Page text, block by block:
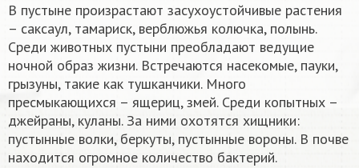
В пустыне произрастают засухоустойчивые растения
– саксаул, тамариск, верблюжья колючка, полынь.
Среди животных пустыни преобладают ведущие
ночной образ жизни. Встречаются насекомые, пауки,
грызуны, такие как тушканчики. Много
пресмыкающихся – ящериц, змей. Среди копытных –
джейраны, куланы. За ними охотятся хищники:
пустынные волки, беркуты, пустынные вороны. В почве
находится огромное количество бактерий.